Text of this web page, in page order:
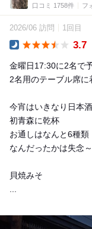
口コミ 1758件 フ
2026/06 訪問 1回目
3.7
金曜日17:30に2名で
2名用のテーブル席に
今宵はいきなり日本
初青森に乾杯
お通しはなんと6種類
なんだったかは失念
貝焼みそ
...